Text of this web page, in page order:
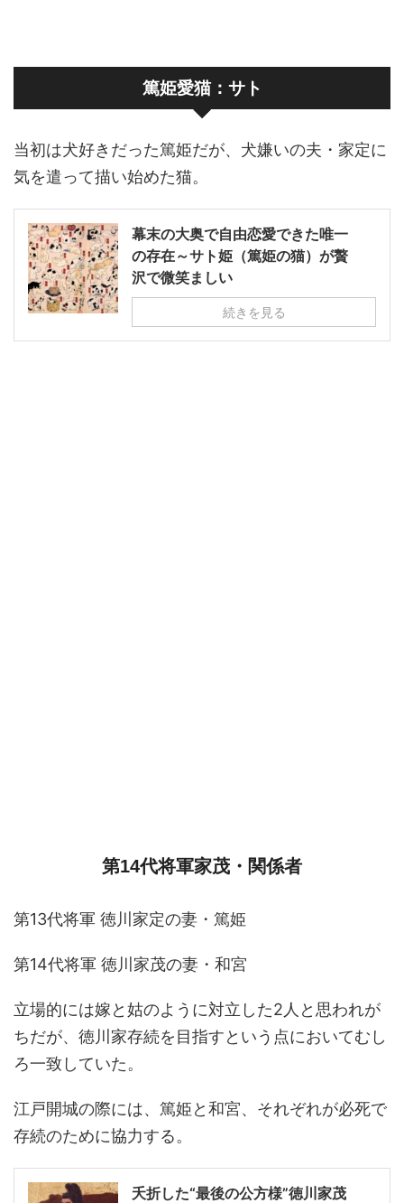
篤姫愛猫：サト
当初は犬好きだった篤姫だが、犬嫌いの夫・家定に
気を遣って描い始めた猫。
幕末の大奥で自由恋愛できた唯一
の存在～サト姫（篤姫の猫）が贅
沢で微笑ましい
続きを見る
第14代将軍家茂・関係者
第13代将軍 徳川家定の妻・篤姫
第14代将軍 徳川家茂の妻・和宮
立場的には嫁と姑のように対立した2人と思われが
ちだが、徳川家存続を目指すという点においてむし
ろ一致していた。
江戸開城の際には、篤姫と和宮、それぞれが必死で
存続のために協力する。
夭折した“最後の公方様”徳川家茂